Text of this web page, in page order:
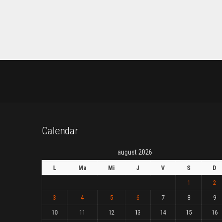
Calendar
august 2026
L Ma Mi J V S
D
1
2
3
4 5 6 7 8
9
10
11 12 13 14 15 16